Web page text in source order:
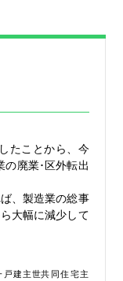
たことから、今
の廃業･区外転出
、製造業の総事
大幅に減少して
戸建主世共同住宅主